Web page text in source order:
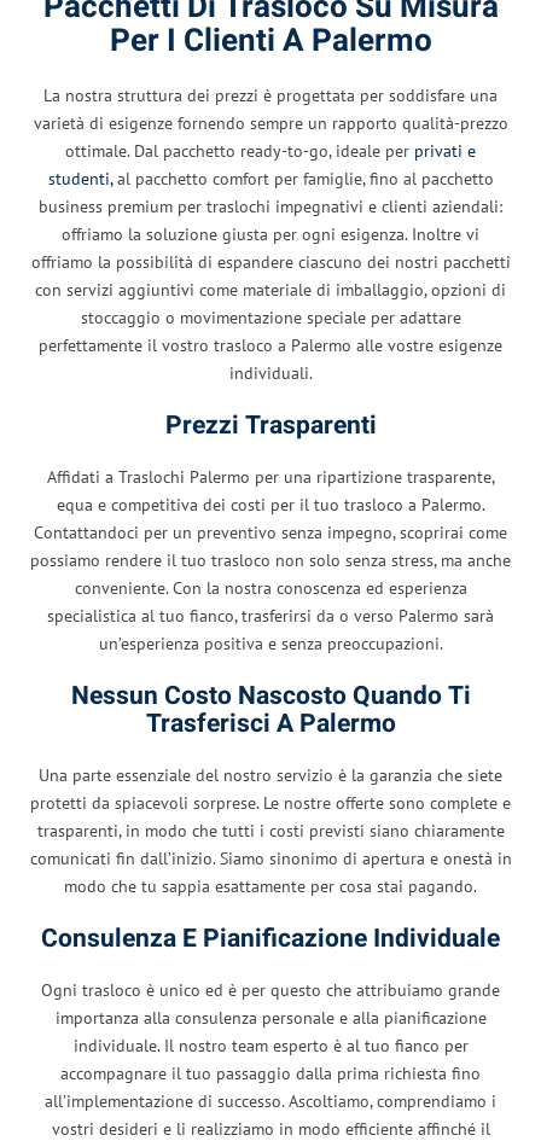
Per I Clienti A Palermo
La nostra struttura dei prezzi è progettata per soddisfare una
varietà di esigenze fornendo sempre un rapporto qualità-prezzo
ottimale. Dal pacchetto ready-to-go, ideale per privati e
studenti,al pacchetto comfort per famiglie, fino al pacchetto
business premium per traslochi impegnativi e clienti aziendali:
offriamo la soluzione giusta per ogni esigenza. Inoltre vi
offriamo la possibilità di espandere ciascuno dei nostri pacchetti
con servizi aggiuntivi come materiale di imballaggio, opzioni di
stoccaggio o movimentazione speciale per adattare
perfettamente il vostro trasloco a Palermo alle vostre esigenze
individuali.
Prezzi Trasparenti
Affidati a Traslochi Palermo per una ripartizione trasparente,
equa e competitiva dei costi per il tuo trasloco a Palermo.
Contattandoci per un preventivo senza impegno, scoprirai come
possiamo rendere il tuo trasloco non solo senza stress, ma anche
conveniente. Con la nostra conoscenza ed esperienza
specialistica al tuo fianco, trasferirsi da o verso Palermo sarà
un’esperienza positiva e senza preoccupazioni.
Nessun Costo Nascosto Quando Ti
Trasferisci A Palermo
Una parte essenziale del nostro servizio è la garanzia che siete
protetti da spiacevoli sorprese. Le nostre offerte sono complete e
trasparenti, in modo che tutti i costi previsti siano chiaramente
comunicati fin dall’inizio. Siamo sinonimo di apertura e onestà in
modo che tu sappia esattamente per cosa stai pagando.
Consulenza E Pianificazione Individuale
Ogni trasloco è unico ed è per questo che attribuiamo grande
importanza alla consulenza personale e alla pianificazione
individuale. Il nostro team esperto è al tuo fianco per
accompagnare il tuo passaggio dalla prima richiesta fino
all’implementazione di successo. Ascoltiamo, comprendiamo i
vostri desideri e li realizziamo in modo efficiente affinché il